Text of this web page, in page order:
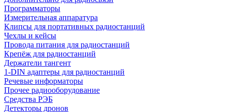
Программаторы
Измерительная аппаратура
Клипсы для портативных радиостанций
Чехлы и кейсы
Провода питания для радиостанций
Крепёж для радиостанций
Держатели тангент
1-DIN адаптеры для радиостанций
Речевые информаторы
Прочее радиооборудование
Средства РЭБ
Детекторы дронов